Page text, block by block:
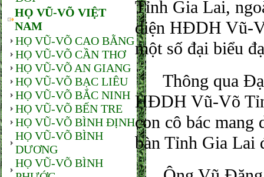
HỌ VŨ-VÕ VIỆT
NAM
HỌ VŨ-VÕ CAO BẰNG
HỌ VŨ-VÕ CẦN THƠ
HỌ VŨ-VÕ AN GIANG
HỌ VŨ-VÕ BẠC LIÊU
HỌ VŨ-VÕ BẮC NINH
HỌ VŨ-VÕ BẾN TRE
HỌ VŨ-VÕ BÌNH ĐỊNH
HỌ VŨ-VÕ BÌNH
DƯƠNG
HỌ VŨ-VÕ BÌNH
Tỉnh Gia Lai,
diện HĐDH Vũ-
một số đại biểu
Thông qua Đại
HĐDH Vũ-Võ
con cô bác mang
bàn Tỉnh Gia Lai